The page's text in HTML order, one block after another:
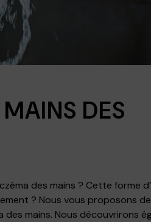
DES
des mains ? Cette forme
? Nous vous proposons
des mains. Nous découvrirons